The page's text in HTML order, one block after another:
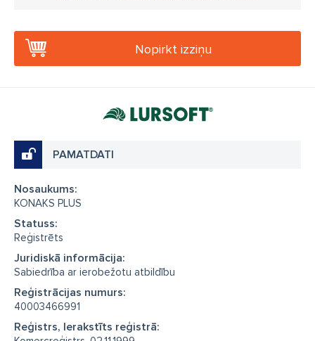
Nopirkt izziņu
PAMATDATI
Nosaukums:
KONAKS PLUS
Statuss:
Reģistrēts
Juridiskā informācija:
Sabiedrība ar ierobežotu atbildību
Reģistrācijas numurs:
40003466991
Reģistrs, Ierakstīts reģistrā: